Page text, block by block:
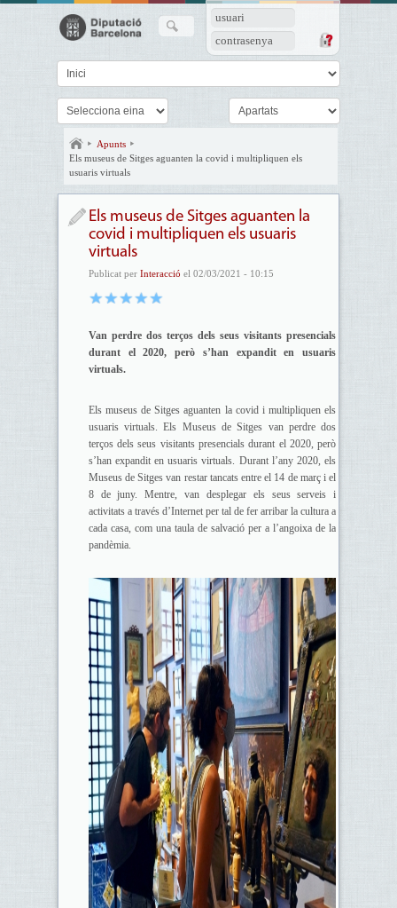
usuari
contrasenya
Apunts
Els museus de Sitges aguanten la covid i multipliquen els
usuaris virtuals
Els museus de Sitges aguanten la
covid i multipliquen els usuaris
virtuals
Publicat per Interacció el 02/03/2021 - 10:15
Van perdre dos terços dels seus visitants presencials
durant el 2020, però s’han expandit en usuaris
virtuals.
Els museus de Sitges aguanten la covid i multipliquen els
usuaris virtuals. Els Museus de Sitges van perdre dos
terços dels seus visitants presencials durant el 2020, però
s’han expandit en usuaris virtuals. Durant l’any 2020, els
Museus de Sitges van restar tancats entre el 14 de març i el
8 de juny. Mentre, van desplegar els seus serveis i
activitats a través d’Internet per tal de fer arribar la cultura a
cada casa, com una taula de salvació per a l’angoixa de la
pandèmia.